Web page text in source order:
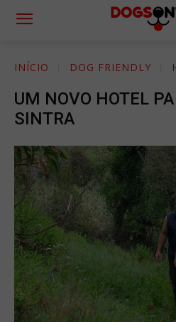
INÍCIO DOG FRIENDLY
UM NOVO HOTEL
SINTRA